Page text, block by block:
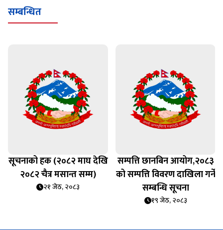
सम्बन्धित
सूचनाको हक (२०८२ माघ देखि
२०८२ चैत्र मसान्त सम्म)
२१ जेठ, २०८३
सम्पत्ति छानबिन आयोग,२०८३
को सम्पत्ति विवरण दाखिला गर्ने
सम्बन्धि सूचना
१९ जेठ, २०८३